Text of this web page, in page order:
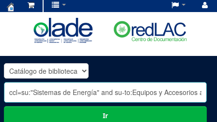
OLADE
-
Ir